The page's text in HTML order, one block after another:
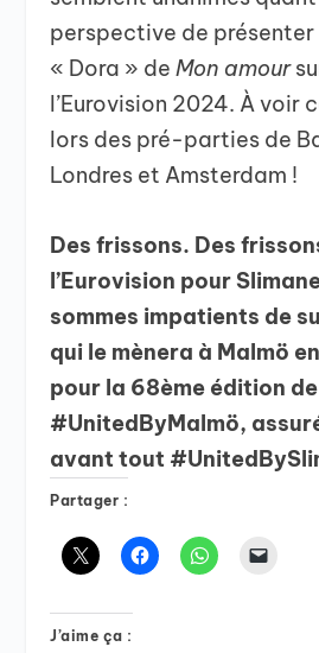
perspective de présenter
« Dora » deMon amour
l’Eurovision 2024. À voir
lors des pré-parties de
Londres et Amsterdam !
Des frissons. Des
l’Eurovision pour
sommes impatients de
qui le mènera à Malmö
pour la 68ème édition
#UnitedByMalmö,
avant tout
Partager :
J’aime ça :